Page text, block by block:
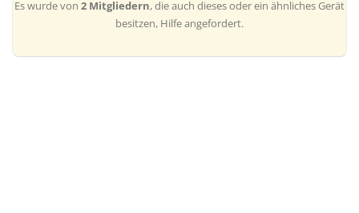
Es wurde von 2 Mitgliedern, die auch dieses oder ein ähnliches Gerät
besitzen, Hilfe angefordert.